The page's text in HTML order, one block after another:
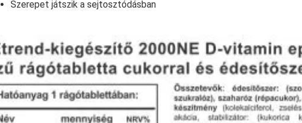
Szerepet játszik a sejtosztódásban